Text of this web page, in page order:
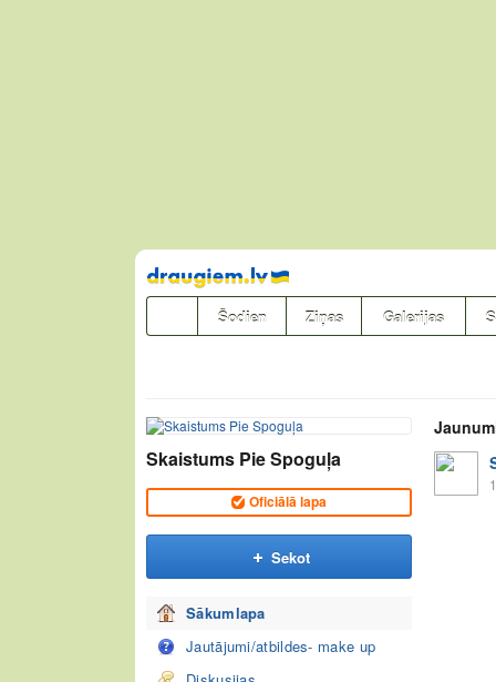
Pāriet
uz
saturu
Šodien Ziņas Galerijas
Skaistums Pie Spoguļa
Oficiālā lapa
Sekot
Sākumlapa
Jautājumi/atbildes- make up